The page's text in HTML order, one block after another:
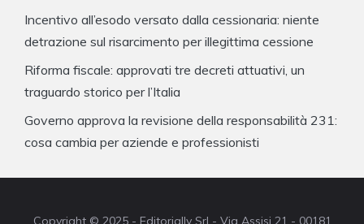
Incentivo all’esodo versato dalla cessionaria: niente
detrazione sul risarcimento per illegittima cessione
Riforma fiscale: approvati tre decreti attuativi, un
traguardo storico per l’Italia
Governo approva la revisione della responsabilità 231:
cosa cambia per aziende e professionisti
Copyright © 2025 - Editorially Srl - Via Assisi 21 - 00181